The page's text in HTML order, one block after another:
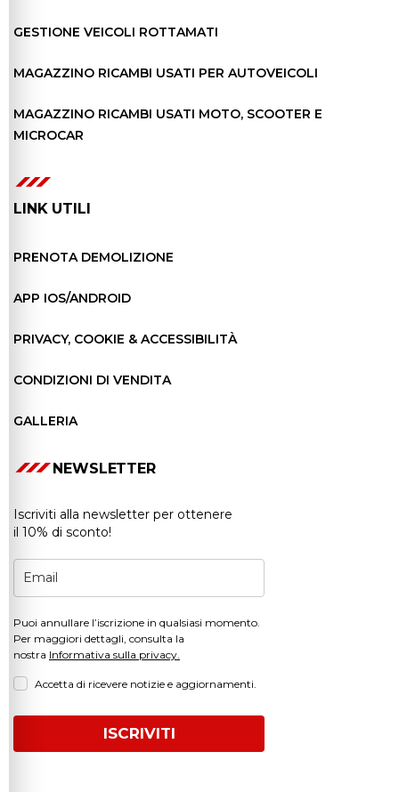
GESTIONE VEICOLI ROTTAMATI
MAGAZZINO RICAMBI USATI PER AUTOVEICOLI
MAGAZZINO RICAMBI USATI MOTO, SCOOTER E
MICROCAR
LINK UTILI
PRENOTA DEMOLIZIONE
APP IOS/ANDROID
PRIVACY, COOKIE & ACCESSIBILITÀ
CONDIZIONI DI VENDITA
GALLERIA
NEWSLETTER
Iscriviti alla newsletter per ottenere
il 10% di sconto!
Puoi annullare l’iscrizione in qualsiasi momento.
Per maggiori dettagli, consulta la
nostra Informativa sulla privacy.
Accetta di ricevere notizie e aggiornamenti.
ISCRIVITI